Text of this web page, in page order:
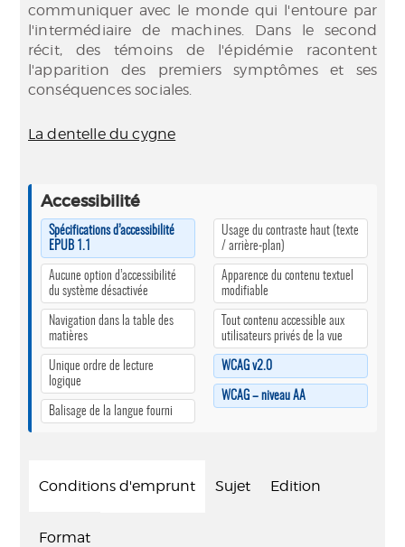
communiquer avec le monde qui l'entoure par
l'intermédiaire de machines. Dans le second
récit, des témoins de l'épidémie racontent
l'apparition des premiers symptômes et ses
conséquences sociales.
La dentelle du cygne
Accessibilité
Spécifications d’accessibilité
EPUB 1.1
Aucune option d’accessibilité
du système désactivée
Navigation dans la table des
matières
Unique ordre de lecture
logique
Balisage de la langue fourni
Usage du contraste haut (texte
/ arrière-plan)
Apparence du contenu textuel
modifiable
Tout contenu accessible aux
utilisateurs privés de la vue
WCAG v2.0
WCAG – niveau AA
Conditions d'emprunt Sujet Edition
Format